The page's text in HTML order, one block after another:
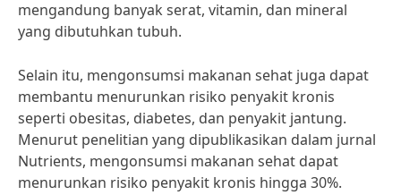
mengandung banyak serat, vitamin, dan mineral
yang dibutuhkan tubuh.
Selain itu, mengonsumsi makanan sehat juga dapat
membantu menurunkan risiko penyakit kronis
seperti obesitas, diabetes, dan penyakit jantung.
Menurut penelitian yang dipublikasikan dalam jurnal
Nutrients, mengonsumsi makanan sehat dapat
menurunkan risiko penyakit kronis hingga 30%.